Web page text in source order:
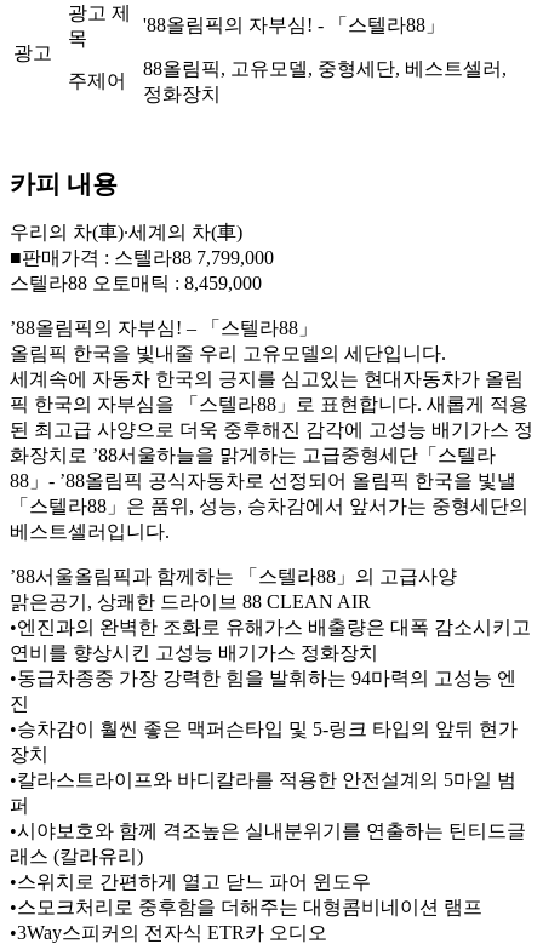
광고
광고 제
목
'88올림픽의 자부심! - 「스텔라88」
주제어
88올림픽, 고유모델, 중형세단, 베스트셀러,
정화장치
카피 내용
우리의 차(車)∙세계의 차(車)
■판매가격 : 스텔라88 7,799,000
스텔라88 오토매틱 : 8,459,000
’88올림픽의 자부심! – 「스텔라88」
올림픽 한국을 빛내줄 우리 고유모델의 세단입니다.
세계속에 자동차 한국의 긍지를 심고있는 현대자동차가 올림
픽 한국의 자부심을 「스텔라88」로 표현합니다. 새롭게 적용
된 최고급 사양으로 더욱 중후해진 감각에 고성능 배기가스 정
화장치로 ’88서울하늘을 맑게하는 고급중형세단「스텔라
88」- ’88올림픽 공식자동차로 선정되어 올림픽 한국을 빛낼
「스텔라88」은 품위, 성능, 승차감에서 앞서가는 중형세단의
베스트셀러입니다.
’88서울올림픽과 함께하는 「스텔라88」의 고급사양
맑은공기, 상쾌한 드라이브 88 CLEAN AIR
•엔진과의 완벽한 조화로 유해가스 배출량은 대폭 감소시키고
연비를 향상시킨 고성능 배기가스 정화장치
•동급차종중 가장 강력한 힘을 발휘하는 94마력의 고성능 엔
진
•승차감이 훨씬 좋은 맥퍼슨타입 및 5-링크 타입의 앞뒤 현가
장치
•칼라스트라이프와 바디칼라를 적용한 안전설계의 5마일 범
퍼
•시야보호와 함께 격조높은 실내분위기를 연출하는 틴티드글
래스 (칼라유리)
•스위치로 간편하게 열고 닫느 파어 윈도우
•스모크처리로 중후함을 더해주는 대형콤비네이션 램프
•3Way스피커의 전자식 ETR카 오디오